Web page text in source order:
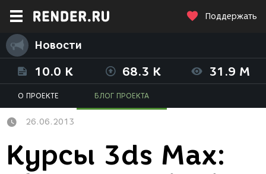
Поддержать
Новости
10.0 K 68.3 K 31.9 M
О ПРОЕКТЕ БЛОГ ПРОЕКТА
26.06.2013
Курсы 3ds Max: